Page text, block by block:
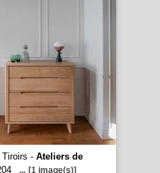
- Ateliers de
... [1 image(s)]